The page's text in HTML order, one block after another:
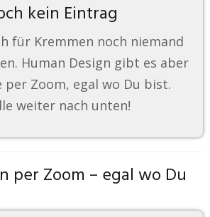
kein Eintrag
für Kremmen noch niemand
Human Design gibt es aber
per Zoom, egal wo Du bist.
weiter nach unten!
per Zoom – egal wo Du